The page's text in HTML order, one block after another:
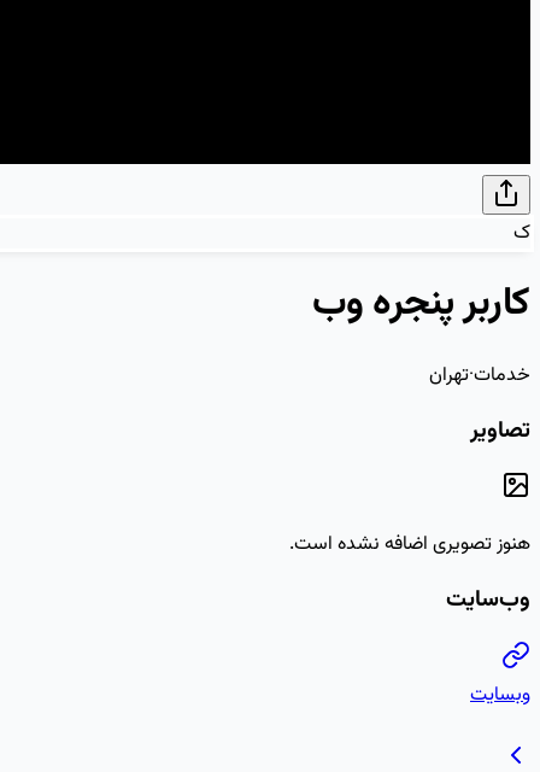
ک
کاربر پنجره وب
خدمات·تهران
تصاویر
هنوز تصویری اضافه نشده است.
وب‌سایت
وبسایت